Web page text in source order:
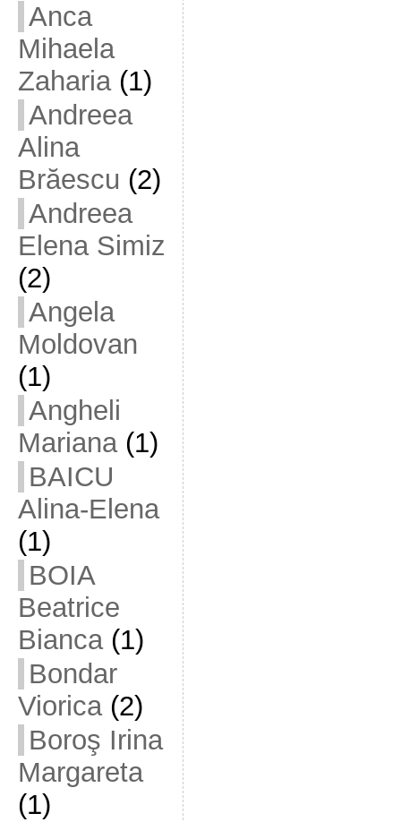
Anca
Mihaela
Zaharia(1)
Andreea
Alina
Brăescu (2)
Andreea
Elena Simiz
(2)
Angela
Moldovan
(1)
Angheli
Mariana(1)
BAICU
Alina-Elena
(1)
BOIA
Beatrice
Bianca(1)
Bondar
Viorica(2)
Boroş Irina
Margareta
(1)